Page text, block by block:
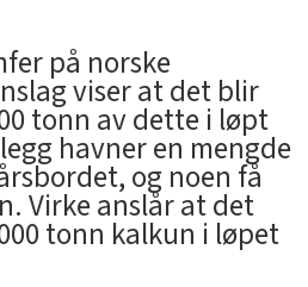
på norske
viser at det blir
tonn av dette i løpt
havner en mengde
og noen få
Virke anslår at det
tonn kalkun i løpet